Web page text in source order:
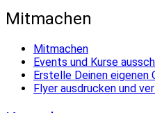
Mitmachen
Mitmachen
Events und Kurse
Erstelle Deinen eigenen
Flyer ausdrucken und